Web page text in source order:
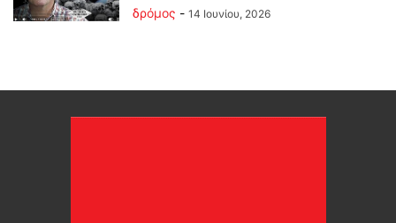
δρόμος - 14 Ιουνίου, 2026